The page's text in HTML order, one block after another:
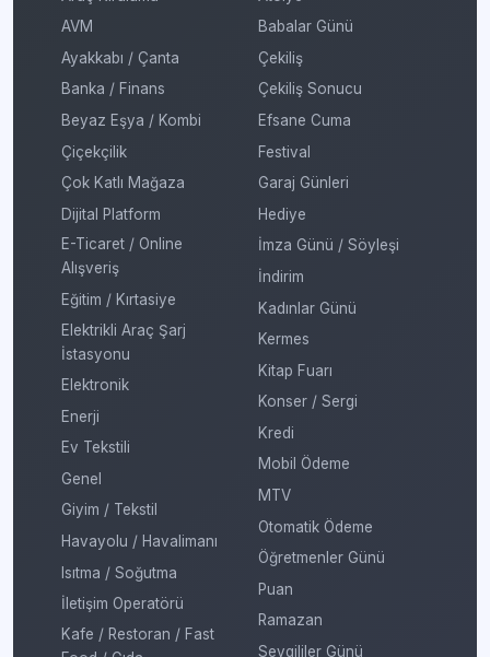
AVM
Ayakkabı / Çanta
Banka / Finans
Beyaz Eşya / Kombi
Çiçekçilik
Çok Katlı Mağaza
Dijital Platform
E-Ticaret / Online
Alışveriş
Eğitim / Kırtasiye
Elektrikli Araç Şarj
İstasyonu
Elektronik
Enerji
Ev Tekstili
Genel
Giyim / Tekstil
Havayolu / Havalimanı
Isıtma / Soğutma
İletişim Operatörü
Kafe / Restoran / Fast
Babalar Günü
Çekiliş
Çekiliş Sonucu
Efsane Cuma
Festival
Garaj Günleri
Hediye
İmza Günü / Söyleşi
İndirim
Kadınlar Günü
Kermes
Kitap Fuarı
Konser / Sergi
Kredi
Mobil Ödeme
MTV
Otomatik Ödeme
Öğretmenler Günü
Puan
Ramazan
Sevgililer Günü